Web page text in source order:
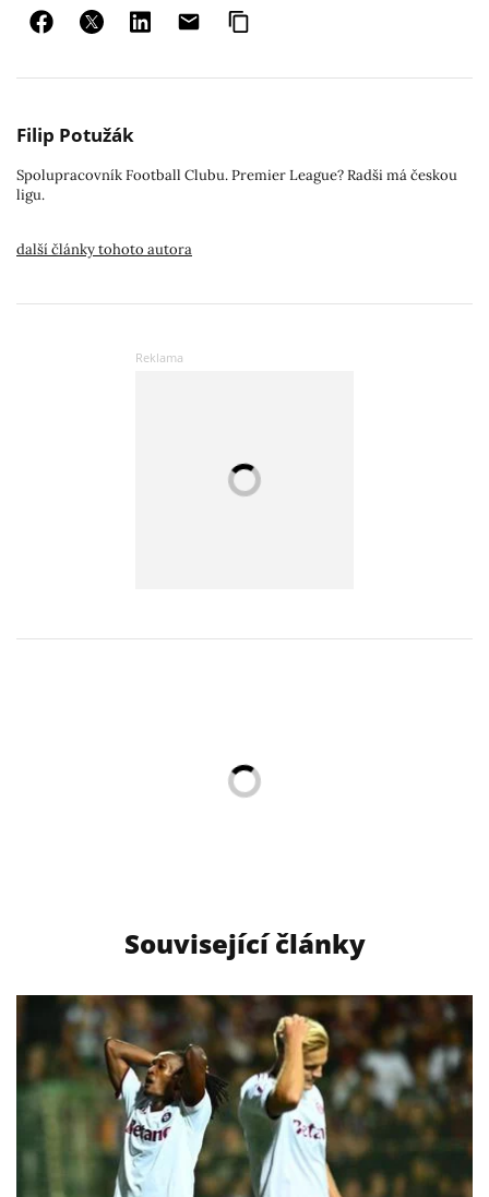
Filip Potužák
Spolupracovník Football Clubu. Premier League? Radši má českou
ligu.
další články tohoto autora
Související články